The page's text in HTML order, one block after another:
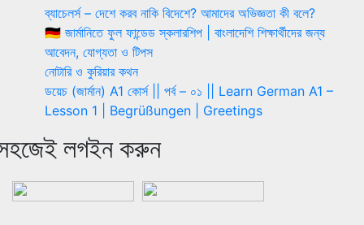
ব্যাচেলর্স – দেশে করব নাকি বিদেশে? আমাদের অভিজ্ঞতা কী বলে?
🇩🇪 জার্মানিতে ফুল ফান্ডেড স্কলারশিপ | বাংলাদেশি শিক্ষার্থীদের জন্য
আবেদন, যোগ্যতা ও টিপস
নোটারি ও কুরিয়ার কথন
ডয়েচ (জার্মান) A1 কোর্স || পর্ব – ০১ || Learn German A1 –
Lesson 1 | Begrüßungen | Greetings
লগইন করুন